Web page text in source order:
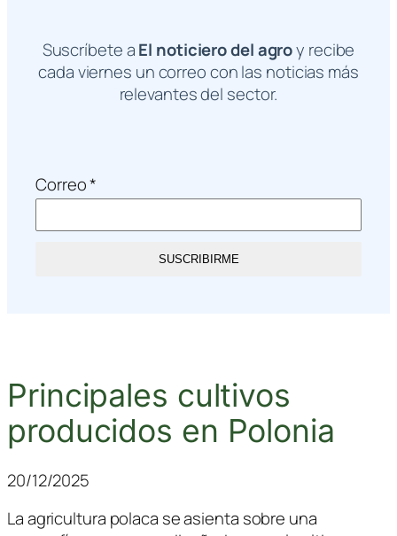
Suscríbete aEl noticiero del agroy recibe
cada viernes un correo con las noticias más
relevantes del sector.
Correo*
SUSCRIBIRME
Principales cultivos
producidos en Polonia
20/12/2025
La agricultura polaca se asienta sobre una